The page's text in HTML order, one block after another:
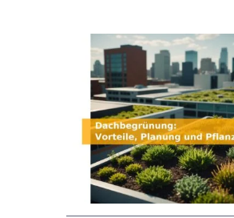
Dachbegrünung:
Planung und